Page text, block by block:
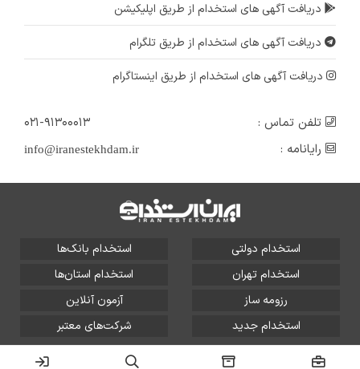
دریافت آگهی های استخدام از طریق اپلیکیشن
دریافت آگهی های استخدام از طریق تلگرام
دریافت آگهی های استخدام از طریق اینستاگرام
تلفن تماس :
۰۲۱-۹۱۳۰۰۰۱۳
رایانامه :
info@iranestekhdam.ir
استخدام دولتی
استخدام بانک‌ها
استخدام تهران
استخدام استان‌ها
رزومه ساز
آزمون آنلاین
استخدام جدید
شرکت‌های معتبر
تمامی حقوق این سایت برای آلتین سیستم محفوظ است و هر